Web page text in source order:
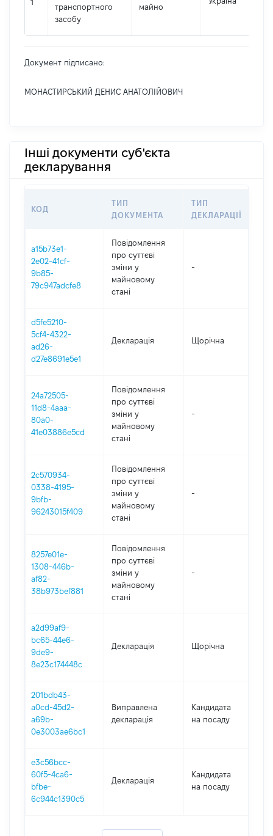
1
транспортного
засобу
майно
Документ підписано:
МОНАСТИРСЬКИЙ ДЕНИС АНАТОЛІЙОВИЧ
Інші документи суб'єкта
декларування
КОД
ТИП
ДОКУМЕНТА
ТИП
ДЕКЛАРАЦІЇ
a15b73e1-
2e02-41cf-
9b85-
79c947adcfe8
Повідомлення
про суттєві
зміни y
майновому
стані
-
d5fe5210-
5cf4-4322-
ad26-
d27e8691e5e1
Декларація Щорічна
24a72505-
11d8-4aaa-
80a0-
41e03886e5cd
Повідомлення
про суттєві
зміни y
майновому
стані
-
2c570934-
0338-4195-
9bfb-
96243015f409
Повідомлення
про суттєві
зміни y
майновому
стані
-
8257e01e-
1308-446b-
af82-
38b973bef881
Повідомлення
про суттєві
зміни y
майновому
стані
-
a2d99af9-
bc65-44e6-
9de9-
8e23c174448c
Декларація Щорічна
201bdb43-
a0cd-45d2-
a69b-
0e3003ae6bc1
Виправлена
декларація
Кандидата
на посаду
e3c56bcc-
60f5-4ca6-
bfbe-
6c944c1390c5
Декларація
Кандидата
на посаду